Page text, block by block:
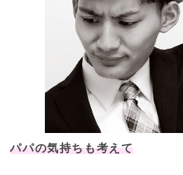
パパの気持ちも考えて